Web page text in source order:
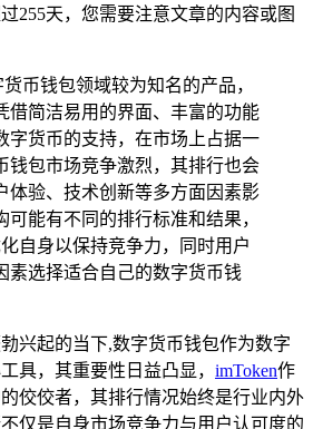
255天，您需要注意文章的内容或图
币钱包领域较为知名的产品，
借简洁易用的界面、丰富的功能
字货币的支持，在市场上占据一
钱包市场竞争激烈，其排行也会
体验、技术创新等多方面因素影
可能有不同的排行标准和结果，
自身以保持竞争力，同时用户
素选择适合自己的数字货币钱
兴起的当下,数字货币钱包作为数字
具，其重要性日益凸显， imToken作
佼佼者，其排行情况始终是行业内外
仅是自身市场竞争力与用户认可度的